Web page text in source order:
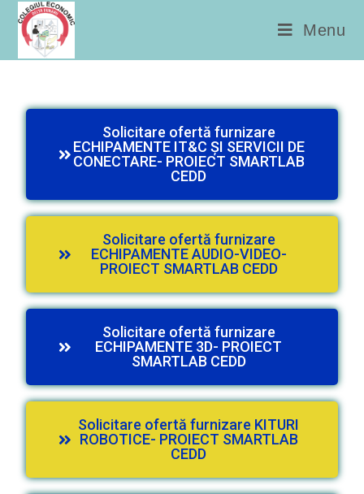
conținut
Menu
Solicitare ofertă furnizare
ECHIPAMENTE IT&C ȘI SERVICII DE
CONECTARE- PROIECT SMARTLAB
CEDD
Solicitare ofertă furnizare
ECHIPAMENTE AUDIO-VIDEO-
PROIECT SMARTLAB CEDD
Solicitare ofertă furnizare
ECHIPAMENTE 3D- PROIECT
SMARTLAB CEDD
Solicitare ofertă furnizare KITURI
ROBOTICE- PROIECT SMARTLAB
CEDD